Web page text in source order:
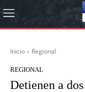
Inicio Regional
REGIONAL
Detienen a